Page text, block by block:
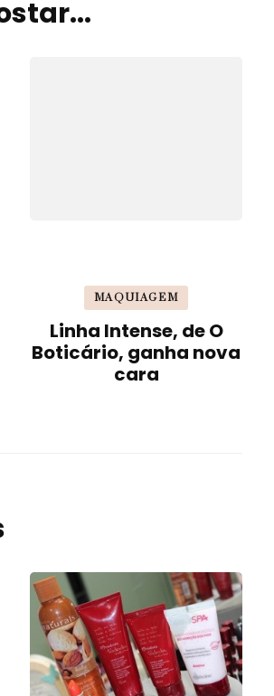
MAQUIAGEM
Linha Intense, de O
Boticário, ganha nova
cara